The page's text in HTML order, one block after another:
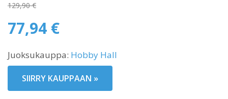
129,90€
Alkuperäinen
hinta
129,90 €.
77,94 €
hinta
on:
77,94 €.
Juoksukauppa: Hobby Hall
SIIRRY KAUPPAAN »